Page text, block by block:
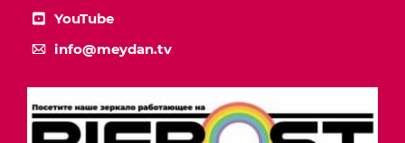
YouTube
info@meydan.tv